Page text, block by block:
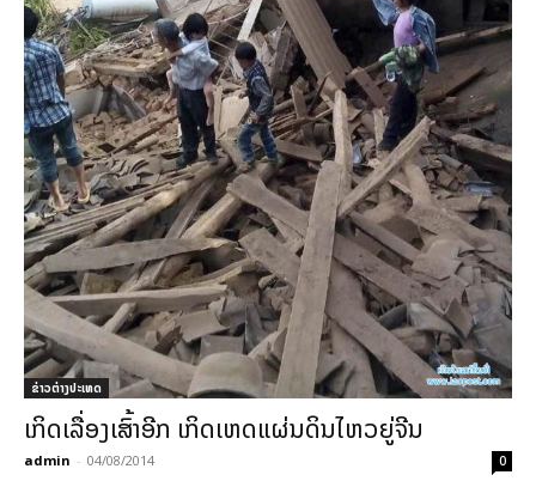
ຂ່າວຕ່າງປະເທດ
ເກິດເລື່ອງເສົ້າອີກ ເກິດເຫດແຜ່ນດິນໄຫວຍູ່ຈີນ
admin - 04/08/2014 0